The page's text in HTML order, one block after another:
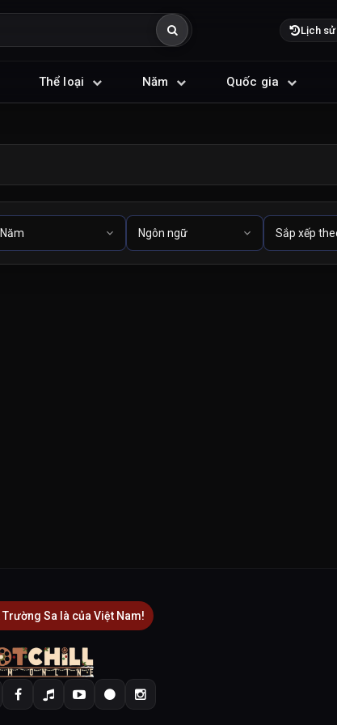
Lịch sử
Thể loại Năm Quốc gia
Trường Sa là của Việt Nam!